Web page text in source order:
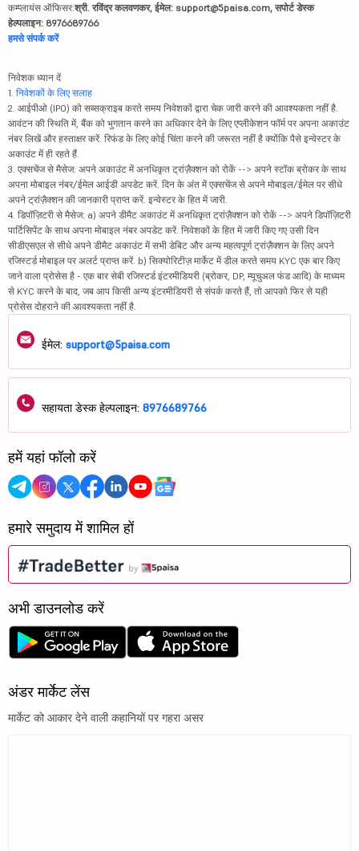
कम्प्लायंस ऑफिसर:श्री. रविंद्र कलवणकर, ईमेल: support@5paisa.com, सपोर्ट डेस्क
हेल्पलाइन: 8976689766
हमसे संपर्क करें
निवेशक ध्यान दें
1. निवेशकों के लिए सलाह
2. आईपीओ (IPO) को सब्सक्राइब करते समय निवेशकों द्वारा चेक जारी करने की आवश्यकता नहीं है.
आवंटन की स्थिति में, बैंक को भुगतान करने का अधिकार देने के लिए एप्लीकेशन फॉर्म पर अपना अकाउंट
नंबर लिखें और हस्ताक्षर करें. रिफंड के लिए कोई चिंता करने की जरूरत नहीं है क्योंकि पैसे इन्वेस्टर के
अकाउंट में ही रहते हैं.
3. एक्सचेंज से मैसेज: अपने अकाउंट में अनधिकृत ट्रांज़ैक्शन को रोकें --> अपने स्टॉक ब्रोकर के साथ
अपना मोबाइल नंबर/ईमेल आईडी अपडेट करें. दिन के अंत में एक्सचेंज से अपने मोबाइल/ईमेल पर सीधे
अपने ट्रांज़ैक्शन की जानकारी प्राप्त करें. इन्वेस्टर के हित में जारी.
4. डिपॉज़िटरी से मैसेज: a) अपने डीमैट अकाउंट में अनधिकृत ट्रांज़ैक्शन को रोकें --> अपने डिपॉज़िटरी
पार्टिसिपेंट के साथ अपना मोबाइल नंबर अपडेट करें. निवेशकों के हित में जारी किए गए उसी दिन
सीडीएसएल से सीधे अपने डीमैट अकाउंट में सभी डेबिट और अन्य महत्वपूर्ण ट्रांज़ैक्शन के लिए अपने
रजिस्टर्ड मोबाइल पर अलर्ट प्राप्त करें. b) सिक्योरिटीज़ मार्केट में डील करते समय KYC एक बार किए
जाने वाला प्रोसेस है - एक बार सेबी रजिस्टर्ड इंटरमीडियरी (ब्रोकर, DP, म्यूचुअल फंड आदि) के माध्यम
से KYC करने के बाद, जब आप किसी अन्य इंटरमीडियरी से संपर्क करते हैं, तो आपको फिर से यही
प्रोसेस दोहराने की आवश्यकता नहीं है.
ईमेल: support@5paisa.com
सहायता डेस्क हेल्पलाइन: 8976689766
हमें यहां फॉलो करें
हमारे समुदाय में शामिल हों
अभी डाउनलोड करें
अंडर मार्केट लेंस
मार्केट को आकार देने वाली कहानियों पर गहरा असर